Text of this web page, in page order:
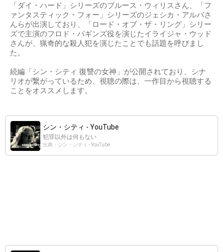
「ダイ・ハード」シリーズのブルース・ウィリスさん、「フ
ァンタスティック・フォー」シリーズのジェシカ・アルバさ
んらが出演しており、「ロード・オブ・ザ・リング」シリー
ズで主演のフロド・バギンズ役を演じたイライジャ・ウッド
さんが、猟奇的な殺人犯を演じたことでも話題を呼びまし
た。
続編「シン・シティ 復讐の女神」が公開されており、シナ
リオが繋がっているため、視聴の際は、一作目から視聴する
ことをオススメします。
シン・シティ - YouTube
犯罪以外は何もない
出典：シン・シティ - YouTube